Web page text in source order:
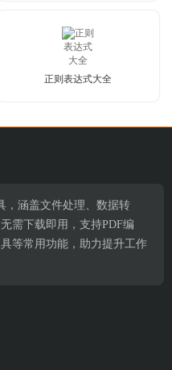
正则表达式大全
，涵盖文件处理、数据转
需下载即用，支持PDF编
等常用功能，助力提升工作